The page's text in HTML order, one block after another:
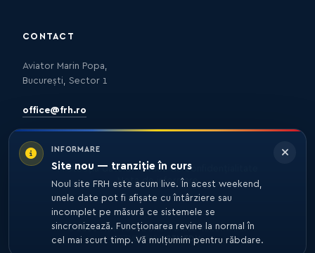
INFORMARE
Site nou — tranziție în curs
Noul site FRH este acum live. În acest weekend,
unele date pot fi afișate cu întârziere sau
incomplet pe măsură ce sistemele se
sincronizează. Funcționarea revine la normal în
cel mai scurt timp. Vă mulțumim pentru răbdare.
CONTACT
Aviator Marin Popa,
București, Sector 1
office@frh.ro
Protecția datelorPolitica de confidențialitate
Nota de informare
© 2026 FRH. TOATE DREPTURILE REZERVATE.
DEZVOLTARE27MEDIA